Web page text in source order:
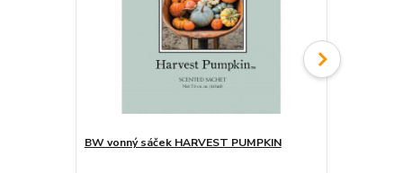
BW vonný sáček HARVEST PUMPKIN